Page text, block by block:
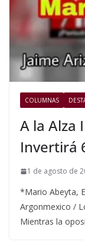
COLUMNAS
A la Alza
Invertirá
1 de agosto de
*Mario Abeyta,
Argonmexico /
Mientras la